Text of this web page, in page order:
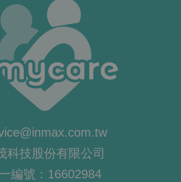
科技股份有限公司
編號：16602984